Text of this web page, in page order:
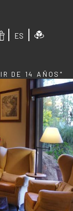
ES
DE 14 AÑOS"